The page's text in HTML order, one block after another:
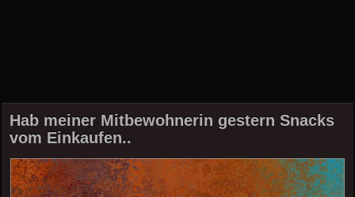
Hab meiner Mitbewohnerin gestern Snacks
vom Einkaufen..